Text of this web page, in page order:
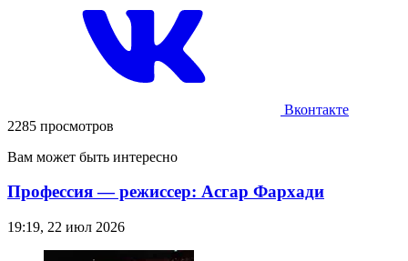
Вконтакте
2285 просмотров
Вам может быть интересно
Профессия — режиссер: Асгар Фархади
19:19, 22 июл 2026